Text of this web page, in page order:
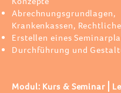
Abrechnungsgrundlagen,
Krankenkassen,
Erstellen eines
Durchführung und
Modul: Kurs &